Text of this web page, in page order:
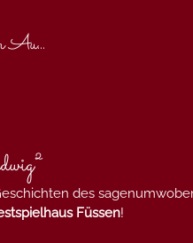
Au...
des
Füssen!